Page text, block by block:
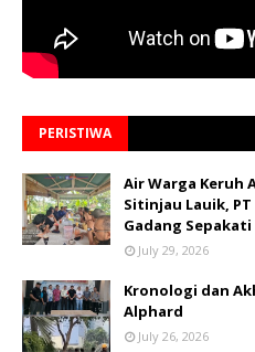
PERISTIWA
Air Warga Keruh
Sitinjau Lauik, PT
Gadang
July 29, 2026
Kronologi dan
Alphard
July 26, 2026